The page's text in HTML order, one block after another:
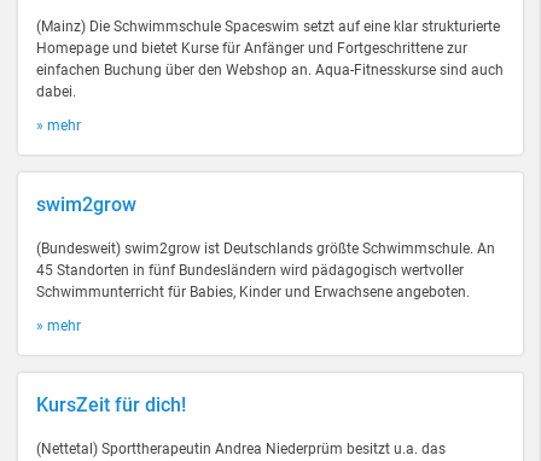
(Mainz) Die Schwimmschule Spaceswim setzt auf eine klar strukturierte
Homepage und bietet Kurse für Anfänger und Fortgeschrittene zur
einfachen Buchung über den Webshop an. Aqua-Fitnesskurse sind auch
dabei.
» mehr
swim2grow
(Bundesweit) swim2grow ist Deutschlands größte Schwimmschule. An
45 Standorten in fünf Bundesländern wird pädagogisch wertvoller
Schwimmunterricht für Babies, Kinder und Erwachsene angeboten.
» mehr
KursZeit für dich!
(Nettetal) Sporttherapeutin Andrea Niederprüm besitzt u.a. das